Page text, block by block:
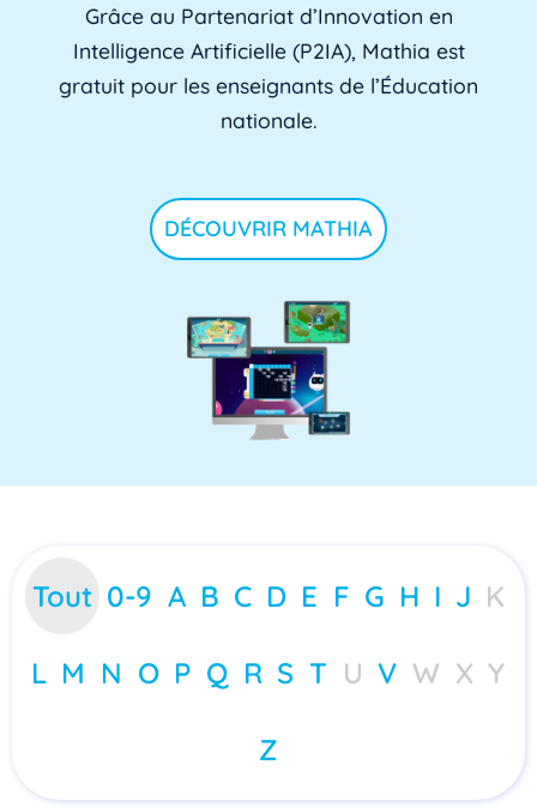
Grâce au Partenariat d’Innovation en
Intelligence Artificielle (P2IA), Mathia est
gratuit pour les enseignants de l’Éducation
nationale.
DÉCOUVRIR MATHIA
Tout 0-9 A B C D E F G H I J K
L M N O P Q R S T U V W X Y
Z